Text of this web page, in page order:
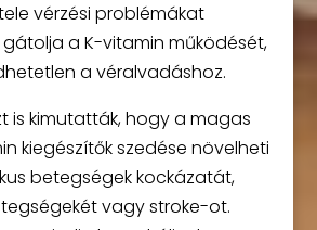
vérzési problémákat
a K-vitamin működését,
a véralvadáshoz.
is kimutatták, hogy a magas
kiegészítők szedése növelheti
betegségek kockázatát,
vagy stroke-ot.